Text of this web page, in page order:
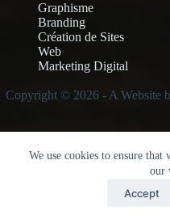
We use cookies to ensure that
our
Accept
Graphisme
Branding
Création de Sites
Web
Marketing Digital
Copyright © 2026 - A Website
Mentions